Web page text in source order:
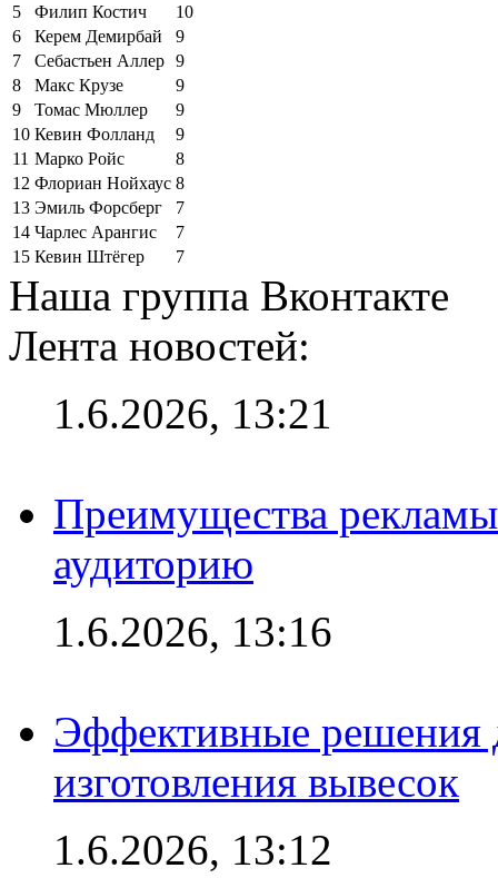
5
Филип Костич
10
6
Керем Демирбай
9
7
Себастьен Аллер 9
8
Макс Крузе
9
9
Томас Мюллер
9
10 Кевин Фолланд
9
11 Марко Ройс
8
12 Флориан Нойхаус 8
13 Эмиль Форсберг
7
14 Чарлес Арангис
7
15 Кевин Штёгер 7
Наша группа Вконтакте
Лента новостей:
1.6.2026, 13:21
Преимущества
аудиторию
1.6.2026, 13:16
Эффективные решения
изготовления вывесок
1.6.2026, 13:12